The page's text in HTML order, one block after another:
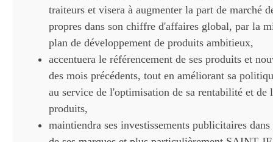
traiteurs et visera à augmenter la part de marché
propres dans son chiffre d'affaires global, par la
plan de développement de produits ambitieux,
accentuera le référencement de ses produits et
des mois précédents, tout en améliorant sa
au service de l'optimisation de sa rentabilité et de
produits,
maintiendra ses investissements publicitaires